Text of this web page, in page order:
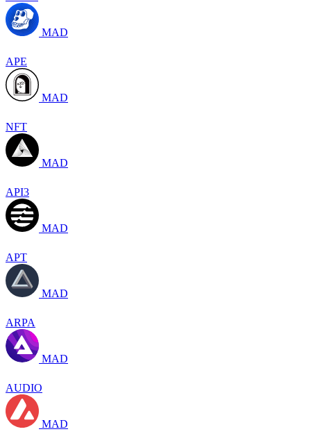
MAD
APE
MAD
NFT
MAD
API3
MAD
APT
MAD
ARPA
MAD
AUDIO
MAD